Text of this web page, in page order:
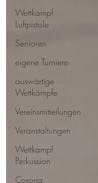
Wettkampf
Luftpistole
Senioren
eigene Turniere
auswärtige
Wettkämpfe
Vereinsmitteilungen
Veranstaltungen
Wettkampf
Perkussion
Corona